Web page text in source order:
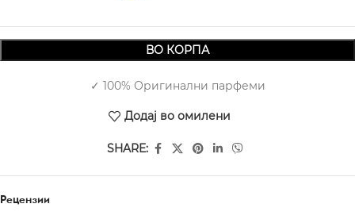
ВО КОРПА
✓ 100% Оригинални парфеми
Додај во омилени
SHARE:
Рецензии